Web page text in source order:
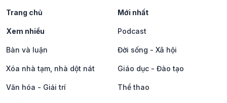
Trang chủ Mới nhất
Xem nhiều Podcast
Bàn và luận Đời sống - Xã hội
Xóa nhà tạm, nhà dột nát Giáo dục - Đào tạo
Văn hóa - Giải trí Thể thao